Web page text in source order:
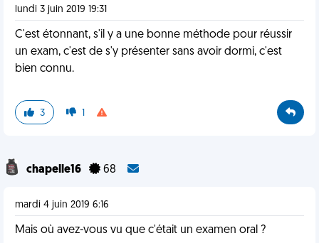
lundi 3 juin 2019 19:31
C'est étonnant, s'il y a une bonne méthode pour réussir
un exam, c'est de s'y présenter sans avoir dormi, c'est
bien connu.
3 1
chapelle16 68
mardi 4 juin 2019 6:16
Mais où avez-vous vu que c'était un examen oral ?